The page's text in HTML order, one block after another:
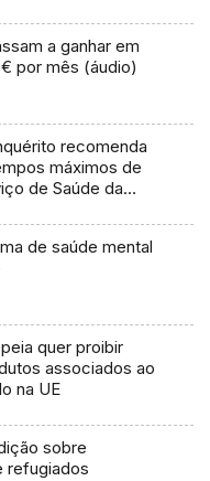
a ganhar em
por mês (áudio)
recomenda
máximos de
de Saúde da
de saúde mental
quer proibir
associados ao
na UE
sobre
refugiados